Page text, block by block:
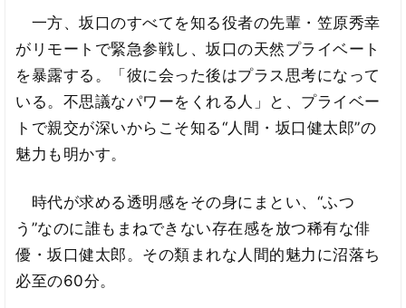
一方、坂口のすべてを知る役者の先輩・笠原秀幸
がリモートで緊急参戦し、坂口の天然プライベート
を暴露する。「彼に会った後はプラス思考になって
いる。不思議なパワーをくれる人」と、プライベー
トで親交が深いからこそ知る“人間・坂口健太郎”の
魅力も明かす。
時代が求める透明感をその身にまとい、“ふつ
う”なのに誰もまねできない存在感を放つ稀有な俳
優・坂口健太郎。その類まれな人間的魅力に沼落ち
必至の60分。